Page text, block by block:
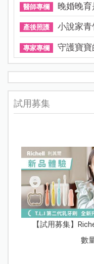
醫師專欄 晚婚晚
產後照護 小說家青
專家專欄 守護寶寶
試用募集
【試用募集】
數